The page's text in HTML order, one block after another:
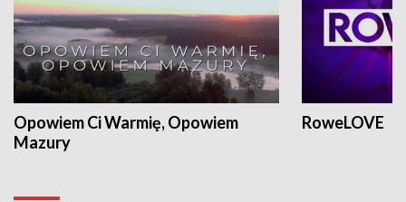
Opowiem Ci Warmię, Opowiem
Mazury
RoweLOVE